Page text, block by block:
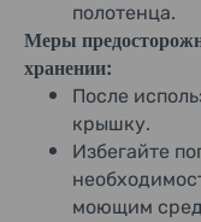
полотенца.
Меры
хранении:
После
крышку.
Избегайте
моющим